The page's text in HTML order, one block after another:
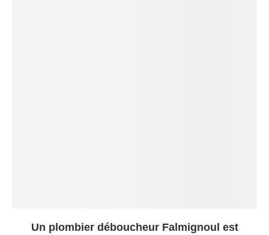
Un plombier déboucheur Falmignoul est